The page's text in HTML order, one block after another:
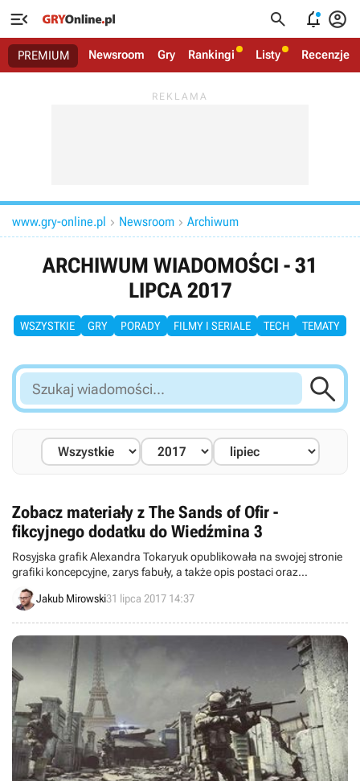
   
PREMIUM Newsroom Gry Rankingi Listy Recenzje
www.gry-online.pl  Newsroom  Archiwum
ARCHIWUM WIADOMOŚCI - 31
LIPCA 2017
WSZYSTKIE GRY PORADY FILMY I SERIALE TECH TEMATY
Szukaj
wiadomości...

Zobacz materiały z The Sands of Ofir -
fikcyjnego dodatku do Wiedźmina 3
Rosyjska grafik Alexandra Tokaryuk opublikowała na swojej stronie
grafiki koncepcyjne, zarys fabuły, a także opis postaci oraz
potworów z fikcyjnego dodatku do gry Wiedźmin 3: Dziki Gon,
zatytułowanego The Sands of Ofir.
Jakub Mirowski31 lipca 2017 14:37